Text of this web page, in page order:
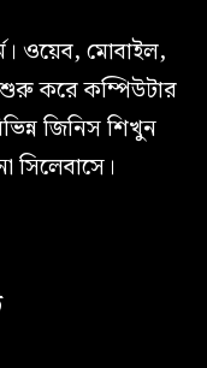
ওয়েব, মোবাইল,
করে কম্পিউটার
জিনিস শিখুন
সিলেবাসে।